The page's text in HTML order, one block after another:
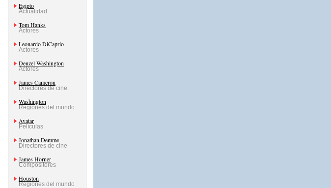
Egipto
Actualidad
Tom Hanks
Actores
Leonardo DiCaprio
Actores
Denzel Washington
Actores
James Cameron
Directores de cine
Washington
Regiones del mundo
Avatar
Películas
Jonathan Demme
Directores de cine
James Horner
Compositores
Houston
Regiones del mundo